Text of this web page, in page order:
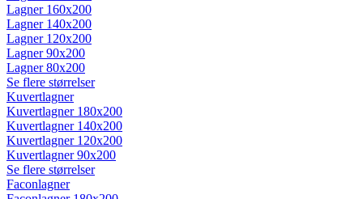
Lagner 160x200
Lagner 140x200
Lagner 120x200
Lagner 90x200
Lagner 80x200
Se flere størrelser
Kuvertlagner
Kuvertlagner 180x200
Kuvertlagner 140x200
Kuvertlagner 120x200
Kuvertlagner 90x200
Se flere størrelser
Faconlagner